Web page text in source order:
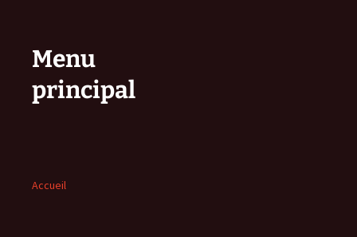
Menu
principal
Accueil